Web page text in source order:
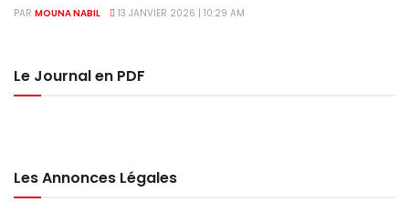
PAR MOUNA NABIL 13 JANVIER 2026 | 10:29 AM
Le Journal en PDF
Les Annonces Légales